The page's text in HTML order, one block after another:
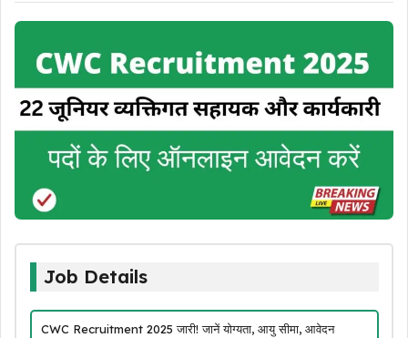
Job Details
CWC Recruitment 2025 जारी! जानें योग्यता, आयु सीमा, आवेदन